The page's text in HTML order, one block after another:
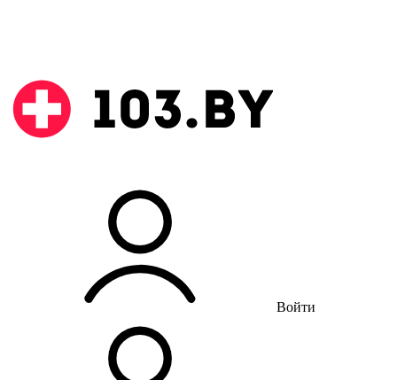
Войти